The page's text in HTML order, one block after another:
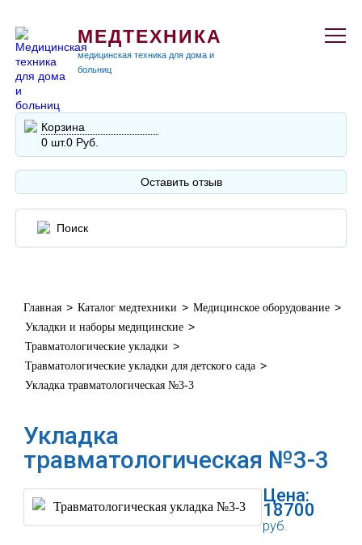
МЕДТЕХНИКА
медицинская техника для дома и
больниц
Корзина
0 шт.0 Руб.
Оставить отзыв
Главная > Каталог медтехники > Медицинское оборудование >
Укладки и наборы медицинские >
Травматологические укладки >
Травматологические укладки для детского сада >
Укладка травматологическая №3-3
Укладка
травматологическая №3-3
Цена:
18700
руб.